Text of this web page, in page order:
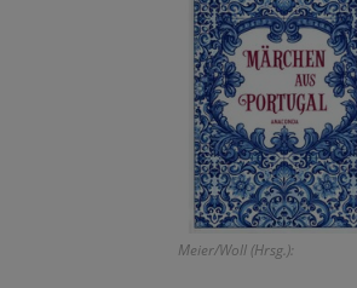
Meier/Woll (Hrsg.):